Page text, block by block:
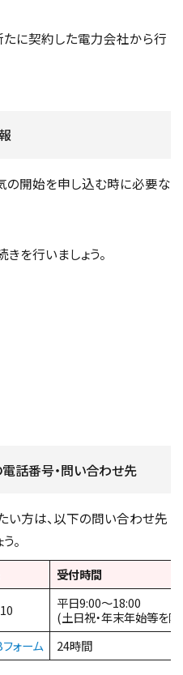
に契約した電力会社から行
の開始を申し込む時に必要な
を行いましょう。
話番号・問い合わせ先
方は、以下の問い合わせ先
。
受付時間
平日9:00〜18:00
(土日祝・年末年始等を除
ォーム 24時間